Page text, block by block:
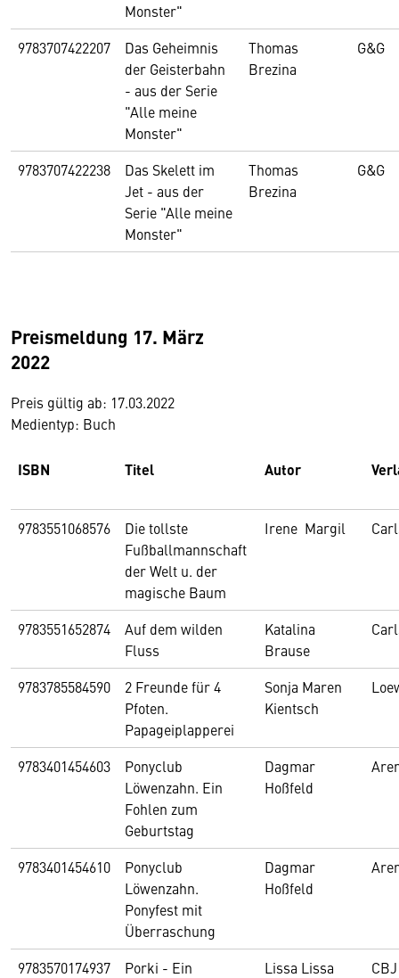
Monster"
9783707422207
Das Geheimnis
der Geisterbahn
- aus der Serie
"Alle meine
Monster"
Thomas
Brezina
G&G
9783707422238
Das Skelett im
Jet - aus der
Serie "Alle meine
Monster"
Thomas
Brezina
G&G
Preismeldung 17. März
2022
Preis gültig ab: 17.03.2022
Medientyp: Buch
ISBN Titel Autor
9783551068576
Die tollste
Fußballmannschaft
der Welt u. der
magische Baum
Irene Margil
9783551652874
Auf dem wilden
Fluss
Katalina
Brause
9783785584590
2 Freunde für 4
Pfoten.
Papageiplapperei
Sonja Maren
Kientsch
9783401454603
Ponyclub
Löwenzahn. Ein
Fohlen zum
Geburtstag
Dagmar
Hoßfeld
9783401454610
Ponyclub
Löwenzahn.
Ponyfest mit
Überraschung
Dagmar
Hoßfeld
9783570174937
Porki - Ein
Lissa Lissa
CBJ